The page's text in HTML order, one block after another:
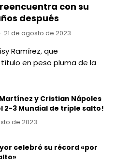
con su
después
21 de agosto de 2023
Ramírez, que
en peso pluma de la
y Cristian Nápoles
2-3 Mundial de triple salto!
de 2023
celebró su récord «por